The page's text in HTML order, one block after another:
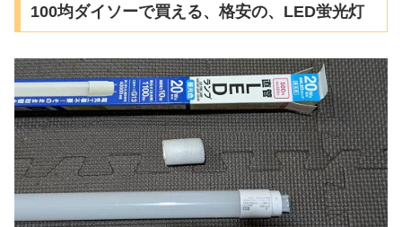
100均ダイソーで買える、格安の、LED蛍光灯